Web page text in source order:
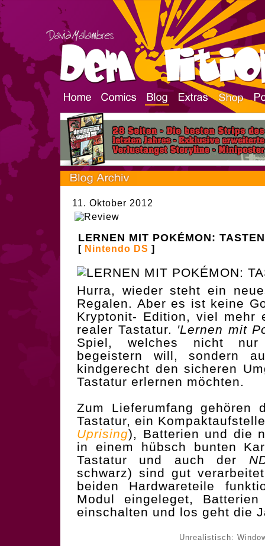
11. Oktober 2012
LERNEN MIT POKÉMON:
[ Nintendo DS ]
Hurra, wieder steht ein
Regalen. Aber es ist keine
Kryptonit- Edition, viel mehr
realer Tastatur. 'Lernen mit
Spiel, welches nicht nur
begeistern will, sondern
kindgerecht den sicheren
Tastatur erlernen möchten.
Zum Lieferumfang gehören
Tastatur, ein
Uprising), Batterien und die
in einem hübsch bunten
Tastatur und auch der
schwarz) sind gut
beiden Hardwareteile
Modul eingeleget,
einschalten und los geht die
Unrealistisch: